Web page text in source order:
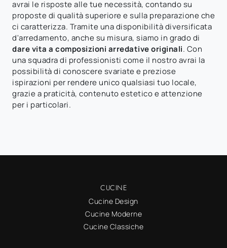
avrai le risposte alle tue necessità, contando su
proposte di qualità superiore e sulla preparazione che
ci caratterizza. Tramite una disponibilità diversificata
d'arredamento, anche su misura, siamo in grado di
dare vita a composizioni arredative originali. Con
una squadra di professionisti come il nostro avrai la
possibilità di conoscere svariate e preziose
ispirazioni per rendere unico qualsiasi tuo locale,
grazie a praticità, contenuto estetico e attenzione
per i particolari.
CUCINE
Cucine Design
Cucine Moderne
Cucine Classiche